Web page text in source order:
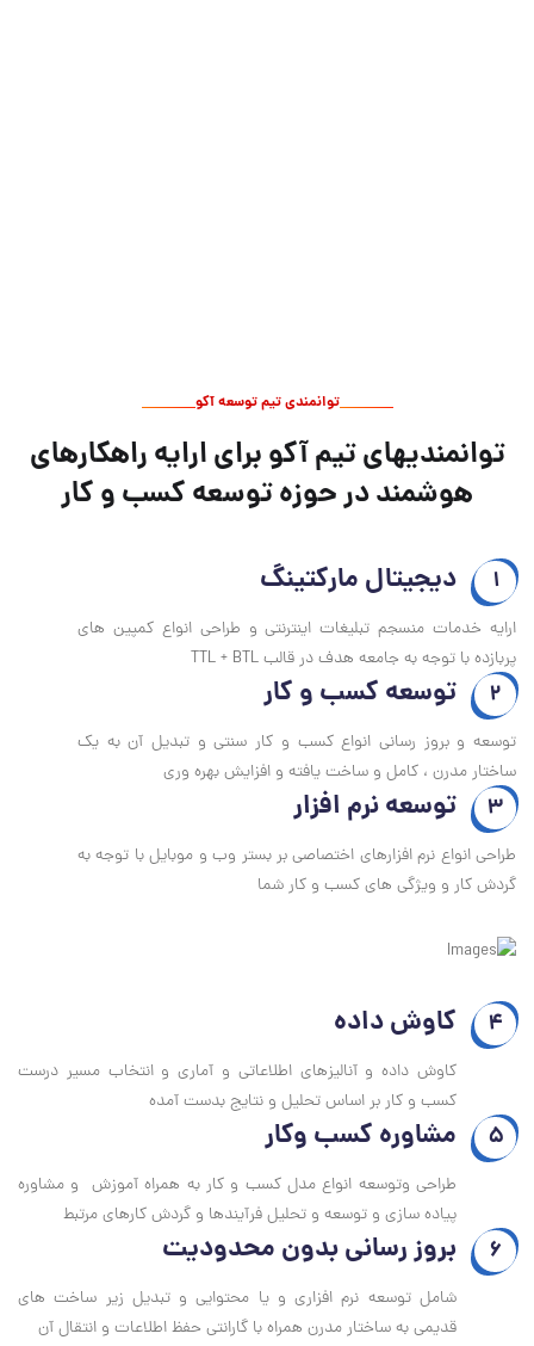
توانمندی تیم توسعه آکو
توانمندیهای تیم آکو برای ارایه راهکارهای
هوشمند در حوزه توسعه کسب و کار
1 دیجیتال مارکتینگ
ارایه خدمات منسجم تبلیغات اینترنتی و طراحی انواع کمپین های
پربازده با توجه به جامعه هدف در قالب TTL + BTL
2 توسعه کسب و کار
توسعه و بروز رسانی انواع کسب و کار سنتی و تبدیل آن به یک
ساختار مدرن ، کامل و ساخت یافته و افزایش بهره وری
3 توسعه نرم افزار
طراحی انواع نرم افزارهای اختصاصی بر بستر وب و موبایل با توجه به
گردش کار و ویژگی های کسب و کار شما
4 کاوش داده
کاوش داده و آنالیزهای اطلاعاتی و آماری و انتخاب مسیر درست
کسب و کار بر اساس تحلیل و نتایج بدست آمده
5 مشاوره کسب وکار
طراحی وتوسعه انواع مدل کسب و کار به همراه آموزش و مشاوره
پیاده سازی و توسعه و تحلیل فرآیندها و گردش کارهای مرتبط
6 بروز رسانی بدون محدودیت
شامل توسعه نرم افزاری و یا محتوایی و تبدیل زیر ساخت های
قدیمی به ساختار مدرن همراه با گارانتی حفظ اطلاعات و انتقال آن